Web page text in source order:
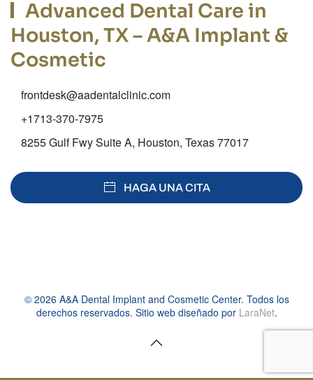
Advanced Dental Care in
Houston, TX – A&A Implant &
Cosmetic
frontdesk@aadentalclinic.com
+1713-370-7975
8255 Gulf Fwy Suite A, Houston, Texas 77017
HAGA UNA CITA
© 2026 A&A Dental Implant and Cosmetic Center. Todos los
derechos reservados. Sitio web diseñado por LaraNet.